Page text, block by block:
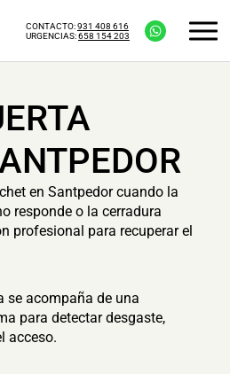
CONTACTO:931 408 616
URGENCIAS:658 154 203
en Santpedor cuando la
responde o la cerradura
profesional para recuperar el
se acompaña de una
para detectar desgaste,
acceso.